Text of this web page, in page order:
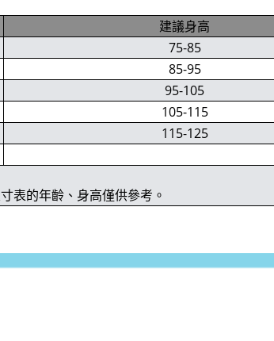
建議身高
75-85
85-95
95-105
105-115
115-125
的年齡、身高僅供參考。